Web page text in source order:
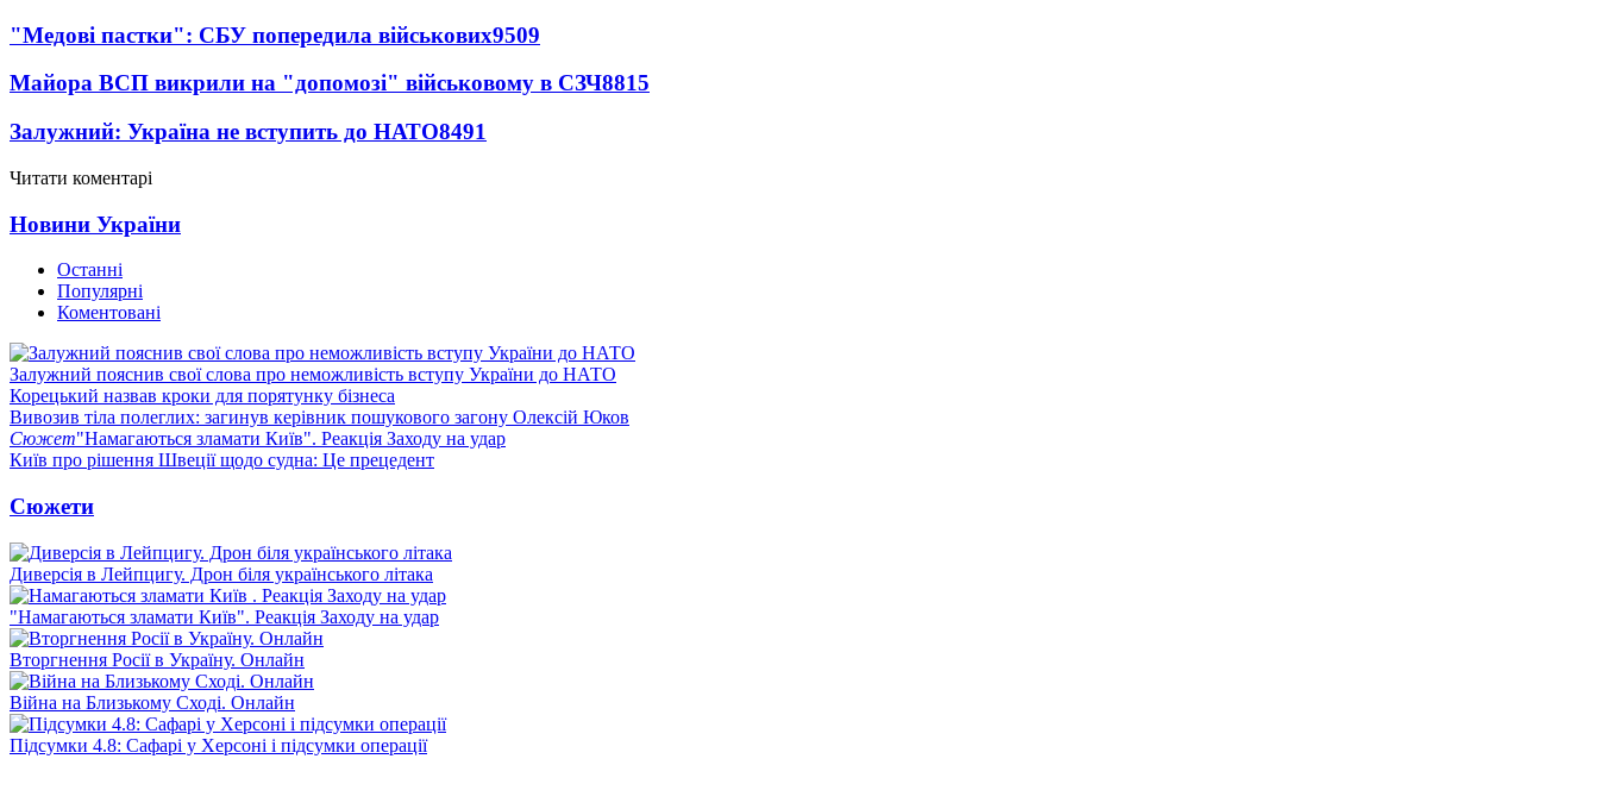
"Медові пастки": СБУ попередила військових9509
Майора ВСП викрили на "допомозі" військовому в СЗЧ8815
Залужний: Україна не вступить до НАТО8491
Читати коментарі
Новини України
Останні
Популярні
Коментовані
Залужний пояснив свої слова про неможливість вступу України до НАТО
Корецький назвав кроки для порятунку бізнеса
Вивозив тіла полеглих: загинув керівник пошукового загону Олексій Юков
Сюжет"Намагаються зламати Київ". Реакція Заходу на удар
Київ про рішення Швеції щодо судна: Це прецедент
Сюжети
Диверсія в Лейпцигу. Дрон біля українського літака
"Намагаються зламати Київ". Реакція Заходу на удар
Вторгнення Росії в Україну. Онлайн
Війна на Близькому Сході. Онлайн
Підсумки 4.8: Сафарі у Херсоні і підсумки операції